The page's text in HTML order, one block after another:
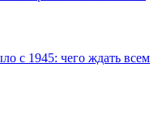
с 1945: чего ждать всем